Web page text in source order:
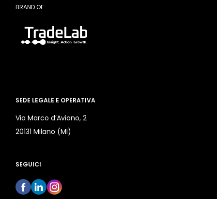
BRAND OF
SEDE LEGALE E OPERATIVA
Via Marco d’Aviano, 2
20131 Milano (MI)
SEGUICI